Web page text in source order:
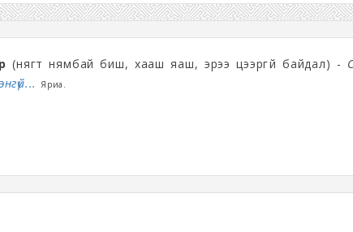
(нягт нямбай биш, хааш яаш, эрээ цээргүй байдал) -
Яриа.